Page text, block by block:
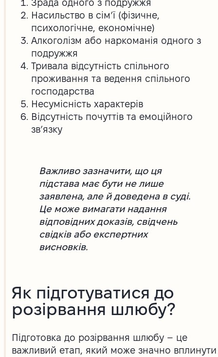
Зрада одного з подружжя
Насильство в сім’ї (фізичне,
психологічне, економічне)
Алкоголізм або наркоманія одного з
подружжя
Тривала відсутність спільного
проживання та ведення спільного
господарства
Несумісність характерів
Відсутність почуттів та емоційного
зв’язку
Важливо зазначити, що ця
підстава має бути не лише
заявлена, але й доведена в суді.
Це може вимагати надання
відповідних доказів, свідчень
свідків або експертних
висновків.
Як підготуватися до
розірвання шлюбу?
Підготовка до розірвання шлюбу – це
важливий етап, який може значно вплинути